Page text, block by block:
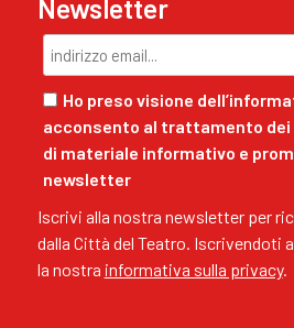
Newsletter
Ho preso visione
acconsento al trattamento dei
di materiale informativo e
newsletter
Iscrivi alla nostra newsletter per
dalla Città del Teatro. Iscrivendoti
la nostra informativa sulla privacy.